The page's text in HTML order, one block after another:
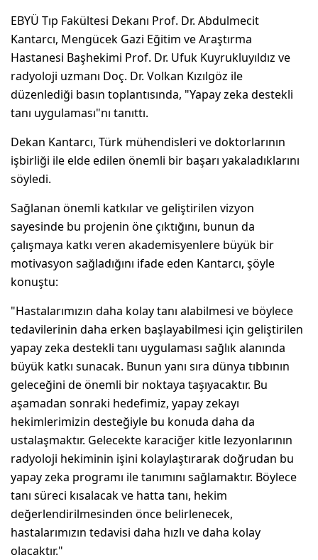
EBYÜ Tıp Fakültesi Dekanı Prof. Dr. Abdulmecit
Kantarcı, Mengücek Gazi Eğitim ve Araştırma
Hastanesi Başhekimi Prof. Dr. Ufuk Kuyrukluyıldız ve
radyoloji uzmanı Doç. Dr. Volkan Kızılgöz ile
düzenlediği basın toplantısında, "Yapay zeka destekli
tanı uygulaması"nı tanıttı.
Dekan Kantarcı, Türk mühendisleri ve doktorlarının
işbirliği ile elde edilen önemli bir başarı yakaladıklarını
söyledi.
Sağlanan önemli katkılar ve geliştirilen vizyon
sayesinde bu projenin öne çıktığını, bunun da
çalışmaya katkı veren akademisyenlere büyük bir
motivasyon sağladığını ifade eden Kantarcı, şöyle
konuştu:
"Hastalarımızın daha kolay tanı alabilmesi ve böylece
tedavilerinin daha erken başlayabilmesi için geliştirilen
yapay zeka destekli tanı uygulaması sağlık alanında
büyük katkı sunacak. Bunun yanı sıra dünya tıbbının
geleceğini de önemli bir noktaya taşıyacaktır. Bu
aşamadan sonraki hedefimiz, yapay zekayı
hekimlerimizin desteğiyle bu konuda daha da
ustalaşmaktır. Gelecekte karaciğer kitle lezyonlarının
radyoloji hekiminin işini kolaylaştırarak doğrudan bu
yapay zeka programı ile tanımını sağlamaktır. Böylece
tanı süreci kısalacak ve hatta tanı, hekim
değerlendirilmesinden önce belirlenecek,
hastalarımızın tedavisi daha hızlı ve daha kolay
olacaktır."